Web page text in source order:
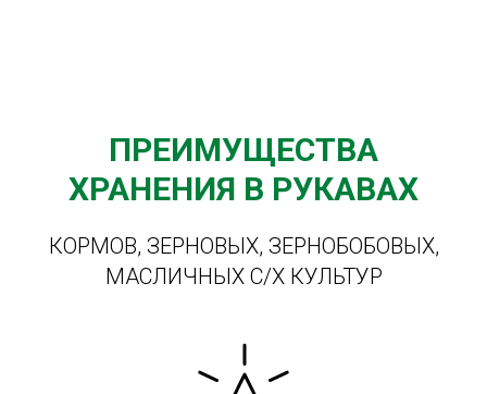
ПРЕИМУЩЕСТВА
ХРАНЕНИЯ В РУКАВАХ
КОРМОВ, ЗЕРНОВЫХ, ЗЕРНОБОБОВЫХ,
МАСЛИЧНЫХ С/Х КУЛЬТУР